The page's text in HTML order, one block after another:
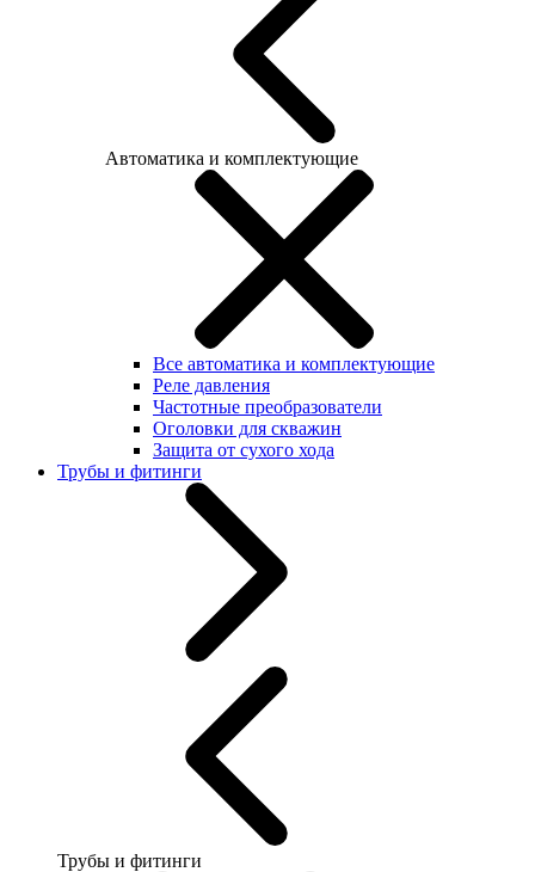
Автоматика и комплектующие
Все автоматика и комплектующие
Реле давления
Частотные преобразователи
Оголовки для скважин
Защита от сухого хода
Трубы и фитинги
Трубы и фитинги